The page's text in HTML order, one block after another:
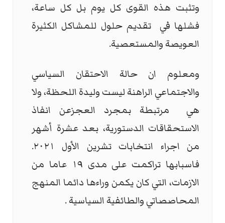
وتثبت هذه القوى كل يوم بل كل ساعة،
فشلها في تقديم حلول للمشاكل الكثيرة
العويصة والمستعصية.
ومعلوم ان حالة الاحتقان السياسي
والاجتماعي الراهنة ليست وليدة اللحظة، ولا
هي
مرتبطة بمجرد العجزعن انفاذ
الاستحقاقات الدستورية، بعد عشرة أشهر
من اجراء انتخابات تشرين الأول ٢٠٢١.
فاسبابها تراكمت على مدى ١٩ عاما من
الازمات، التي كان يكمن وراءها دائما المنهج
المحاصصاتي والطائفية السياسية .